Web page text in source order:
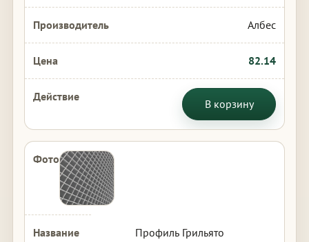
Албес
82.14
В корзину
Профиль Грильято